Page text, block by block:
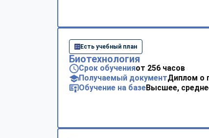
Есть учебный план
Биотехнология
Срок обученияот 256 часов
Получаемый документДиплом о
Обучение на базеВысшее,